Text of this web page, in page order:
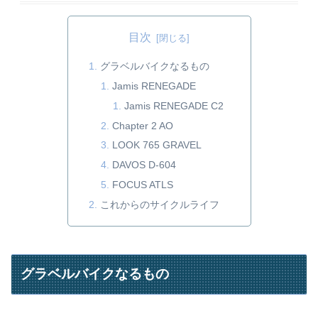
目次
グラベルバイクなるもの
Jamis RENEGADE
Jamis RENEGADE C2
Chapter 2 AO
LOOK 765 GRAVEL
DAVOS D-604
FOCUS ATLS
これからのサイクルライフ
グラベルバイクなるもの